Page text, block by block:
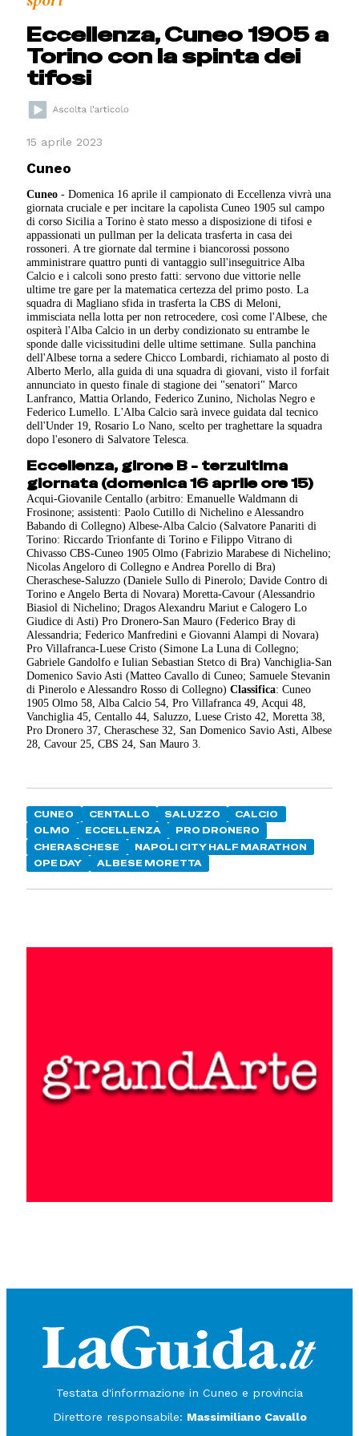
Eccellenza, Cuneo 1905 a
Torino con la spinta dei
tifosi
15 aprile 2023
Cuneo
Cuneo - Domenica 16 aprile il campionato di Eccellenza vivrà una
giornata cruciale e per incitare la capolista Cuneo 1905 sul campo
di corso Sicilia a Torino è stato messo a disposizione di tifosi e
appassionati un pullman per la delicata trasferta in casa dei
rossoneri. A tre giornate dal termine i biancorossi possono
amministrare quattro punti di vantaggio sull'inseguitrice Alba
Calcio e i calcoli sono presto fatti: servono due vittorie nelle
ultime tre gare per la matematica certezza del primo posto. La
squadra di Magliano sfida in trasferta la CBS di Meloni,
immisciata nella lotta per non retrocedere, così come l'Albese, che
ospiterà l'Alba Calcio in un derby condizionato su entrambe le
sponde dalle vicissitudini delle ultime settimane. Sulla panchina
dell'Albese torna a sedere Chicco Lombardi, richiamato al posto di
Alberto Merlo, alla guida di una squadra di giovani, visto il forfait
annunciato in questo finale di stagione dei "senatori" Marco
Lanfranco, Mattia Orlando, Federico Zunino, Nicholas Negro e
Federico Lumello. L'Alba Calcio sarà invece guidata dal tecnico
dell'Under 19, Rosario Lo Nano, scelto per traghettare la squadra
dopo l'esonero di Salvatore Telesca.
Eccellenza, girone B - terzultima
giornata (domenica 16 aprile ore 15)
Acqui-Giovanile Centallo (arbitro: Emanuelle Waldmann di
Frosinone; assistenti: Paolo Cutillo di Nichelino e Alessandro
Babando di Collegno) Albese-Alba Calcio (Salvatore Panariti di
Torino: Riccardo Trionfante di Torino e Filippo Vitrano di
Chivasso CBS-Cuneo 1905 Olmo (Fabrizio Marabese di Nichelino;
Nicolas Angeloro di Collegno e Andrea Porello di Bra)
Cheraschese-Saluzzo (Daniele Sullo di Pinerolo; Davide Contro di
Torino e Angelo Berta di Novara) Moretta-Cavour (Alessandrio
Biasiol di Nichelino; Dragos Alexandru Mariut e Calogero Lo
Giudice di Asti) Pro Dronero-San Mauro (Federico Bray di
Alessandria; Federico Manfredini e Giovanni Alampi di Novara)
Pro Villafranca-Luese Cristo (Simone La Luna di Collegno;
Gabriele Gandolfo e Iulian Sebastian Stetco di Bra) Vanchiglia-San
Domenico Savio Asti (Matteo Cavallo di Cuneo; Samuele Stevanin
di Pinerolo e Alessandro Rosso di Collegno)Classifica: Cuneo
1905 Olmo 58, Alba Calcio 54, Pro Villafranca 49, Acqui 48,
Vanchiglia 45, Centallo 44, Saluzzo, Luese Cristo 42, Moretta 38,
Pro Dronero 37, Cheraschese 32, San Domenico Savio Asti, Albese
28, Cavour 25, CBS 24, San Mauro 3.
CUNEO CENTALLO SALUZZO
CALCIO
OLMO
ECCELLENZA
PRO DRONERO
CHERASCHESE
NAPOLI CITY HALF MARATHON
OPE DAY
ALBESE MORETTA
Testata d'informazione in Cuneo e provincia
Direttore responsabile: Massimiliano Cavallo